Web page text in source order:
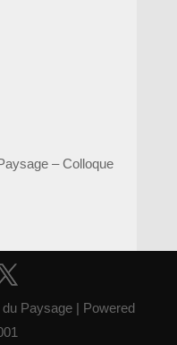
– Colloque
Paysage | Powered